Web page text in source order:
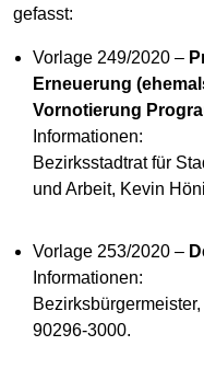
gefasst:
Vorlage 249/2020 –
Erneuerung
Vornotierung
Informationen:
Bezirksstadtrat für
und Arbeit, Kevin
Vorlage 253/2020 –
Informationen:
90296-3000.